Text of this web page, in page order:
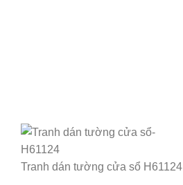
Tranh dán tường cửa sổ H61124